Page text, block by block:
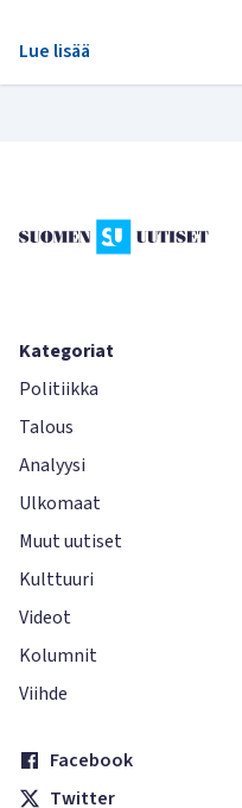
Lue lisää
Kategoriat
Politiikka
Talous
Analyysi
Ulkomaat
Muut uutiset
Kulttuuri
Videot
Kolumnit
Viihde
Facebook
Twitter